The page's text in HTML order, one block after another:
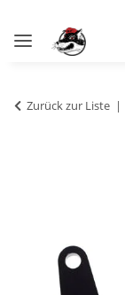
Zurück zur Liste